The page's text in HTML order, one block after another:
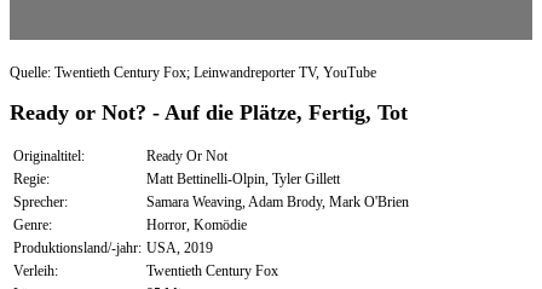
Quelle: Twentieth Century Fox; Leinwandreporter TV, YouTube
Ready or Not? - Auf die Plätze, Fertig, Tot
Originaltitel:
Ready Or Not
Regie:
Matt Bettinelli-Olpin, Tyler Gillett
Sprecher:
Samara Weaving, Adam Brody, Mark O'Brien
Genre:
Horror, Komödie
Produktionsland/-jahr: USA, 2019
Verleih:
Twentieth Century Fox